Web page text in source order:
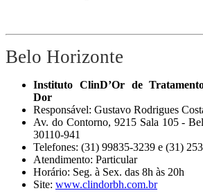
Belo Horizonte
Instituto ClinD’Or de
Dor
Responsável: Gustavo Rodrigues
Av. do Contorno, 9215 Sala 105 -
30110-941
Telefones: (31) 99835-3239 e (31)
Atendimento: Particular
Horário: Seg. à Sex. das 8h às 20h
Site: www.clindorbh.com.br